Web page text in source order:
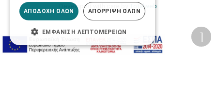
Developed with care by
Totalweb.
Προσβασιμότητα
ΑΠΟΔΟΧΉ ΌΛΩΝ ΑΠΌΡΡΙΨΗ ΌΛΩΝ
ΕΜΦΆΝΙΣΗ ΛΕΠΤΟΜΕΡΕΙΏΝ